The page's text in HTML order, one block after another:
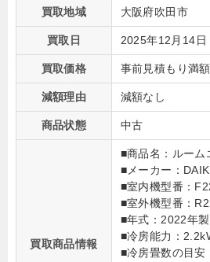
買取地域 大阪府吹田市
買取日 2025年12月14日
買取価格 事前見積もり満
減額理由 減額なし
商品状態 中古
買取商品情報
■商品名：ルー
■メーカー：
■室内機型番：
■室外機型番：
■年式：2022年製
■冷房能力：
■冷房畳数の目安